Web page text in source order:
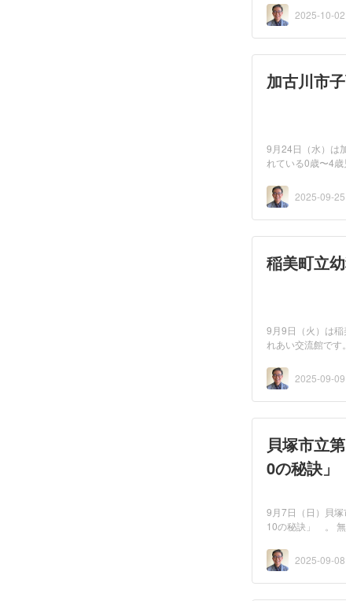
2025-10-02
加古川市
9月24日（水）は
れている0歳〜4
2025-09-25
稲美町立
9月9日（火）は
れあい交流館で
2025-09-09
貝塚市立
0の秘訣」
9月7日（日）貝
10の秘訣」 。 無
2025-09-08